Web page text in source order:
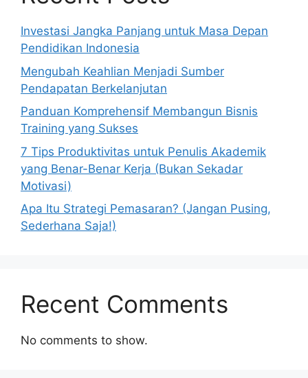
Investasi Jangka Panjang untuk Masa Depan
Pendidikan Indonesia
Mengubah Keahlian Menjadi Sumber
Pendapatan Berkelanjutan
Panduan Komprehensif Membangun Bisnis
Training yang Sukses
7 Tips Produktivitas untuk Penulis Akademik
yang Benar-Benar Kerja (Bukan Sekadar
Motivasi)
Apa Itu Strategi Pemasaran? (Jangan Pusing,
Sederhana Saja!)
Recent Comments
No comments to show.